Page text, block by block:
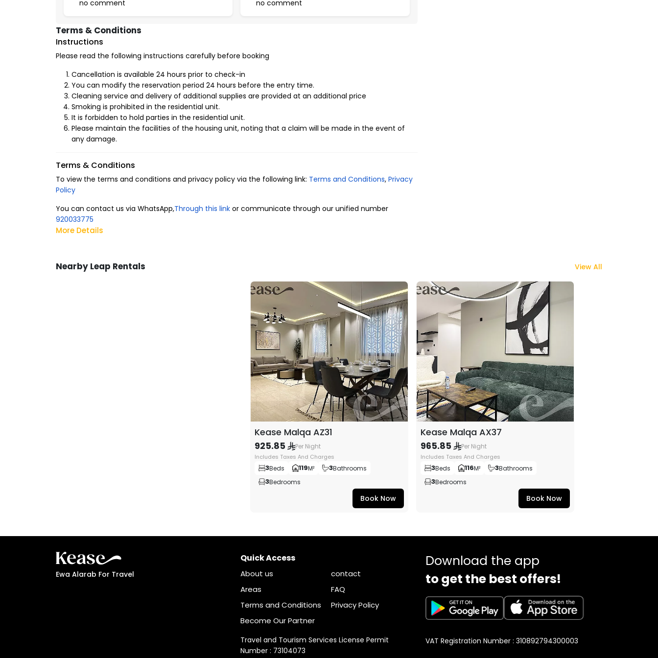
-دخول ذاتي.
-غسالة.
-علاقة ملابس.
-مطبخ مجهز بالكامل.
-مكواة وطاولة للكي.
3-الأثاث والديكور الداخلي
no comment no comment
Terms & Conditions
Instructions
Please read the following instructions carefully before booking
Cancellation is available 24 hours prior to check-in
You can modify the reservation period 24 hours before the entry time.
Cleaning service and delivery of additional supplies are provided at an additional price
Smoking is prohibited in the residential unit.
It is forbidden to hold parties in the residential unit.
Please maintain the facilities of the housing unit, noting that a claim will be made in the event of
any damage.
Terms & Conditions
To view the terms and conditions and privacy policy via the following link: Terms and Conditions, Privacy
Policy
You can contact us via WhatsApp,Through this link or communicate through our unified number
920033775
More Details
Nearby Leap Rentals View All
Kease Malqa AZ31
925.85
Per Night
Includes Taxes And Charges
3Beds 119M² 3Bathrooms
3Bedrooms
Book Now
Kease Malqa AX37
965.85
Per Night
Includes Taxes And Charges
3Beds 116M² 3Bathrooms
3Bedrooms
Book Now
Ewa Alarab For Travel
Quick Access
About us
contact
Areas
FAQ
Terms and Conditions
Privacy Policy
Become Our Partner
Travel and Tourism Services License Permit
Number : 73104073
Download the app
to get the best offers!
VAT Registration Number : 310892794300003